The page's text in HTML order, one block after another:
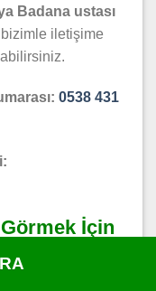
Badana ustası
iletişime
0538 431
Görmek İçin